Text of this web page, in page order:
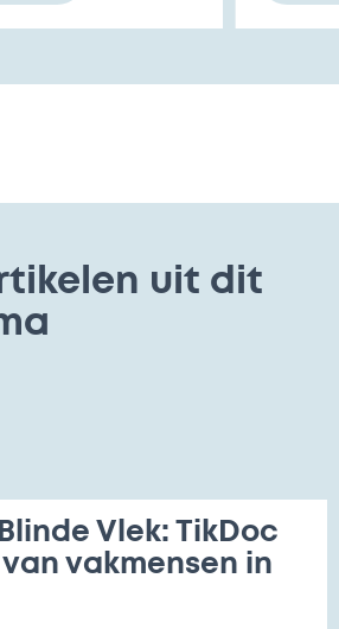
uit dit
Vlek: TikDoc
vakmensen in